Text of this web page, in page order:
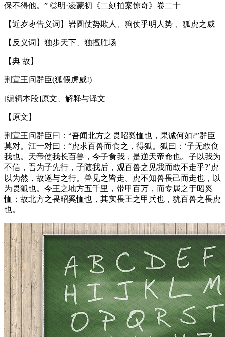
保不得他。” ◎明·凌蒙初《二刻拍案惊奇》卷二十
【近岁枣告义词】岩圆仗势欺人、狗仗乎明人势 、狐虎之威
【反义词】独步天下、独擅胜场
【典 故】
荆宣王问群臣(狐假虎威!)
[编辑本段]原文、解释与译文
【原文】
荆宣王问群臣曰：“吾闻北方之畏昭奚恤也，果诚何如?”群臣
莫对。江一对曰：“虎求百兽而食之，得狐。狐曰：‘子无敢食
我也。天帝使我长百兽，今子食我，是逆天帝命也。子以我为
不信，吾为子先行，子随我后，观百兽之见我而敢不走乎?’虎
以为然，故遂与之行。兽见之皆走。虎不知兽畏己而走也，以
为畏狐也。今王之地方五千里，带甲百万，而专属之于昭奚
恤；故北方之畏昭奚恤也，其实畏王之甲兵也，犹百兽之畏虎
也。